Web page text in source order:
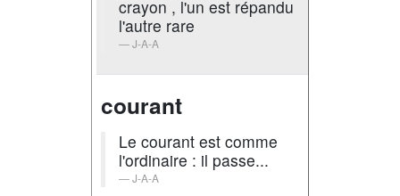
crayon , l'un est répandu
l'autre rare
J-A-A
courant
Le courant est comme
l'ordinaire : il passe...
J-A-A